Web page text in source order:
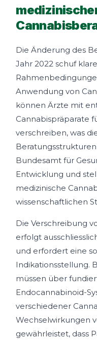
Die Änderung des
Jahr 2022 schuf
Anwendung von
können Ärzte mit
Cannabispräparate
verschreiben, was
Bundesamt für
Entwicklung und
medizinische
wissenschaftlichen
Die Verschreibung
erfolgt
und erfordert eine
Indikationsstellung.
müssen über
Endocannabinoid-
verschiedener
Wechselwirkungen
gewährleistet, dass